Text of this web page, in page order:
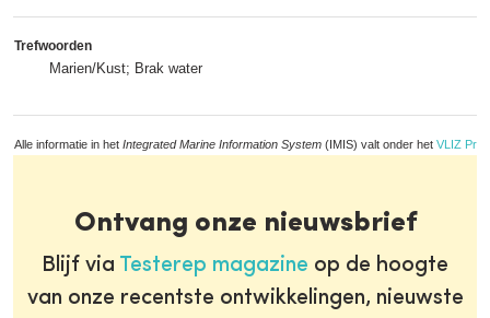
Trefwoorden
Marien/Kust; Brak water
Alle informatie in het Integrated Marine Information System (IMIS) valt onder het VLIZ
Ontvang onze nieuwsbrief
Blijf via Testerep magazine op de hoogte
van onze recentste ontwikkelingen, nieuwste